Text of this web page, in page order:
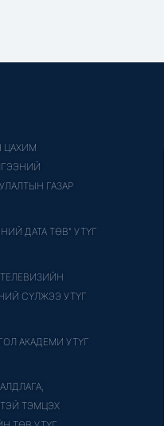
ЦАХИМ
ГАЗАР
ДАТА ТӨВ" УТҮГ
СҮЛЖЭЭ УТҮГ
АКАДЕМИ УТҮГ
ТЭМЦЭХ